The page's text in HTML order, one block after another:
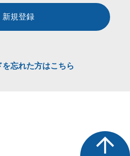
新規登録
忘れた方はこちら